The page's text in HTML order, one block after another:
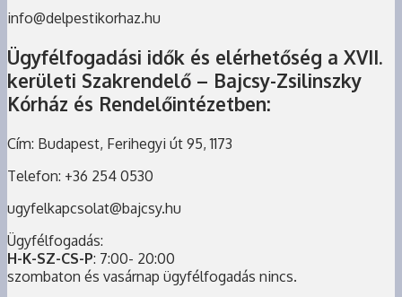
info@delpestikorhaz.hu
Ügyfélfogadási idők és elérhetőség a XVII.
kerületi Szakrendelő – Bajcsy-Zsilinszky
Kórház és Rendelőintézetben:
Cím: Budapest, Ferihegyi út 95, 1173
Telefon: +36 254 0530
ugyfelkapcsolat@bajcsy.hu
Ügyfélfogadás:
H-K-SZ-CS-P: 7:00- 20:00
szombaton és vasárnap ügyfélfogadás nincs.